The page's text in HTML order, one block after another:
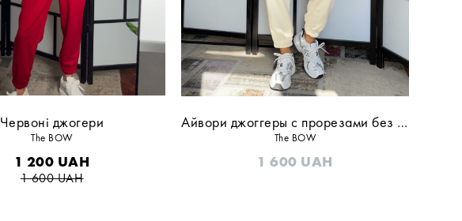
Червоні джогери
The BOW
1 200 UAH
1 600UAH
Айвори джоггеры с прорезами без флиса
The BOW
1 600 UAH